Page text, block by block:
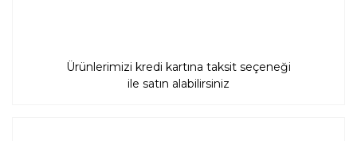
Ürünlerimizi kredi kartına taksit seçeneği
ile satın alabilirsiniz